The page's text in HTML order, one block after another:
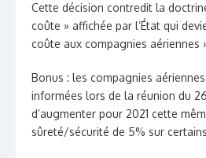
Cette décision contredit la
coûte » affichée par l’État qui
coûte aux compagnies aériennes
Bonus : les compagnies
informées lors de la réunion du
d’augmenter pour 2021 cette
sûreté/sécurité de 5% sur